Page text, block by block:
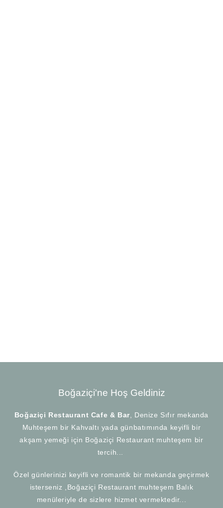
Boğaziçi'ne Hoş Geldiniz
Boğaziçi Restaurant Cafe & Bar , Denize Sıfır mekanda
Muhteşem bir Kahvaltı yada günbatımında keyifli bir
akşam yemeği için Boğaziçi Restaurant muhteşem bir
tercih...
Özel günlerinizi keyifli ve romantik bir mekanda geçirmek
isterseniz ,Boğaziçi Restaurant muhteşem Balık
menüleriyle de sizlere hizmet vermektedir...